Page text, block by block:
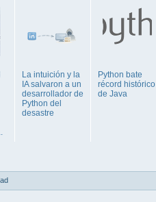
La intuición y la
IA salvaron a un
desarrollador de
Python del
desastre
Python bate
récord histórico
de Java